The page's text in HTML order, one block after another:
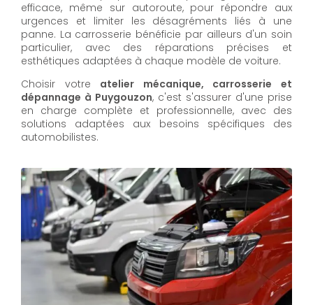
efficace, même sur autoroute, pour répondre aux
urgences et limiter les désagréments liés à une
panne. La carrosserie bénéficie par ailleurs d'un soin
particulier, avec des réparations précises et
esthétiques adaptées à chaque modèle de voiture.
Choisir votre atelier mécanique, carrosserie et
dépannage à Puygouzon, c'est s'assurer d'une prise
en charge complète et professionnelle, avec des
solutions adaptées aux besoins spécifiques des
automobilistes.